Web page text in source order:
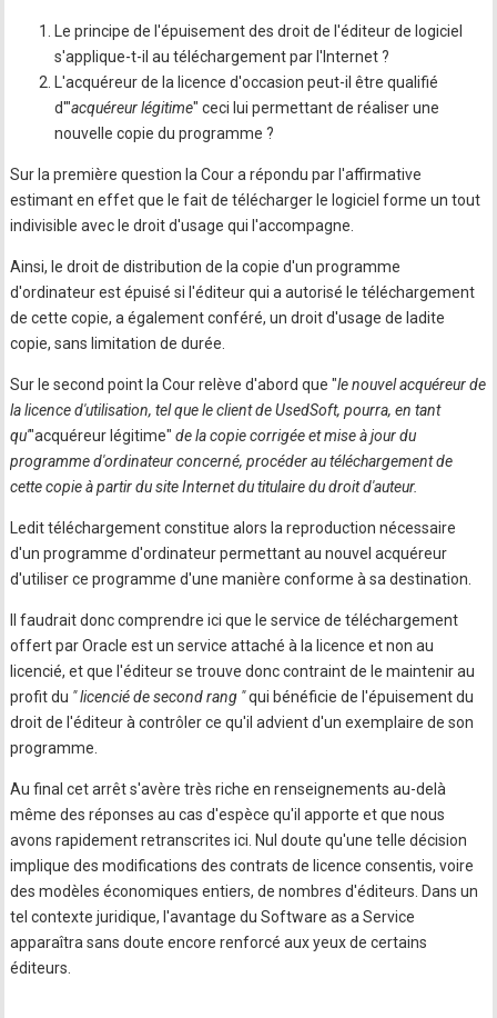
Le principe de l'épuisement des droit de l'éditeur de logiciel
s'applique-t-il au téléchargement par l'Internet ?
L'acquéreur de la licence d'occasion peut-il être qualifié
d'"acquéreur légitime" ceci lui permettant de réaliser une
nouvelle copie du programme ?
Sur la première question la Cour a répondu par l'affirmative
estimant en effet que le fait de télécharger le logiciel forme un tout
indivisible avec le droit d'usage qui l'accompagne.
Ainsi, le droit de distribution de la copie d'un programme
d'ordinateur est épuisé si l'éditeur qui a autorisé le téléchargement
de cette copie, a également conféré, un droit d'usage de ladite
copie, sans limitation de durée.
Sur le second point la Cour relève d'abord que "le nouvel acquéreur de
la licence d'utilisation, tel que le client de UsedSoft, pourra, en tant
qu'"acquéreur légitime" de la copie corrigée et mise à jour du
programme d'ordinateur concerné, procéder au téléchargement de
cette copie à partir du site Internet du titulaire du droit d'auteur.
Ledit téléchargement constitue alors la reproduction nécessaire
d'un programme d'ordinateur permettant au nouvel acquéreur
d'utiliser ce programme d'une manière conforme à sa destination.
Il faudrait donc comprendre ici que le service de téléchargement
offert par Oracle est un service attaché à la licence et non au
licencié, et que l'éditeur se trouve donc contraint de le maintenir au
profit du " licencié de second rang "qui bénéficie de l'épuisement du
droit de l'éditeur à contrôler ce qu'il advient d'un exemplaire de son
programme.
Au final cet arrêt s'avère très riche en renseignements au-delà
même des réponses au cas d'espèce qu'il apporte et que nous
avons rapidement retranscrites ici. Nul doute qu'une telle décision
implique des modifications des contrats de licence consentis, voire
des modèles économiques entiers, de nombres d'éditeurs. Dans un
tel contexte juridique, l'avantage du Software as a Service
apparaîtra sans doute encore renforcé aux yeux de certains
éditeurs.